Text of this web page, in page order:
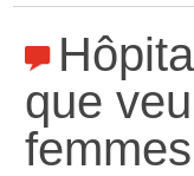
que
femmes